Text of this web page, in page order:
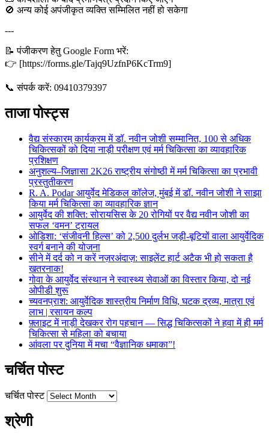
🚫 अन्य कोई अपंजीकृत व्यक्ति सम्मिलित नहीं हो सकेगा
---
📝 पंजीकरण हेतु Google Form भरें:
👉 [https://forms.gle/Tajq9UzfnP6KcTrm9]
📞 संपर्क करें: 09410379397
ताजा पोस्ट्स
वैद्य संस्कारम् कार्यक्रम में डॉ. नवीन जोशी सम्मानित, 100 से अधिक
चिकित्सकों को दिया नाड़ी परीक्षण एवं मर्म चिकित्सा का व्यावहारिक
प्रशिक्षण
अनुशल्य–जिज्ञासा 2K26 राष्ट्रीय संगोष्ठी में मर्म चिकित्सा का प्रभावी
प्रस्तुतीकरण
R. A. Podar आयुर्वेद मेडिकल कॉलेज, मुंबई में डॉ. नवीन जोशी ने साझा
किया मर्म चिकित्सा का व्यावहारिक ज्ञान
आयुर्वेद की शक्ति: सोरायसिस के 20 रोगियों पर वैद्य नवीन जोशी का
सफल ‘वमन’ ट्रायल
ओडिशा: ‘संजीवनी हिल्स’ को 2,500 दुर्लभ जड़ी-बूटियों वाला आयुर्वेदिक
स्वर्ग बनाने की योजना
सीने में दर्द को न करें नज़रअंदाज़: साइलेंट हार्ट अटैक भी हो सकता है
खतरनाक!
गोवा के आयुर्वेद संस्थान ने स्वास्थ्य सेवाओं का विस्तार किया, दो नई
ओपीडी शुरू
च्यवनप्राश: आयुर्वेदिक शास्त्रीय निर्माण विधि, घटक द्रव्य, मात्रा एवं
लाभ | रसायन कल्प
फ़्लाइट में नाड़ी देखकर रोग पहचान — सिद्ध चिकित्सकों ने हवा में ही मर्म
चिकित्सा से महिला को बचाया
आंवला पर दुनिया में मचा “वैज्ञानिक धमाका”!
चर्चित पोस्ट
चर्चित पोस्ट
श्रेणी